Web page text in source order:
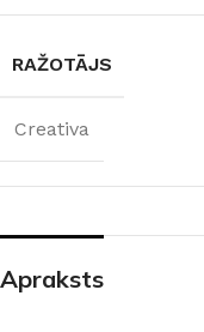
RAŽOTĀJS
Creativa
Apraksts